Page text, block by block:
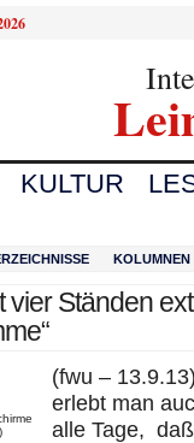
KULTUR
KOLUMNEN
Ständen
(fwu –
erlebt man
alle Tage,